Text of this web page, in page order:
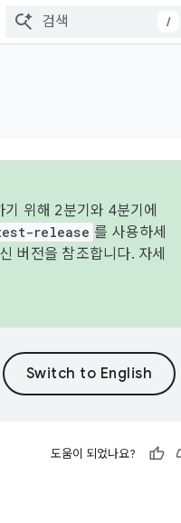
/
위해 2분기와 4분기에
release 를 사용하세
버전을 참조합니다. 자세
도움이 되었나요?